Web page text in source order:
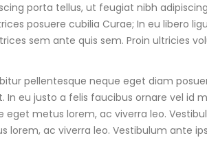
porta tellus, ut feugiat nibh
posuere cubilia Curae; In eu libero
sem ante quis sem. Proin ultricies
pellentesque neque eget diam
In eu justo a felis faucibus ornare vel id
eget metus lorem, ac viverra leo.
lorem, ac viverra leo. Vestibulum ante